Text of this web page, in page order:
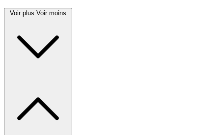
Voir plus Voir moins